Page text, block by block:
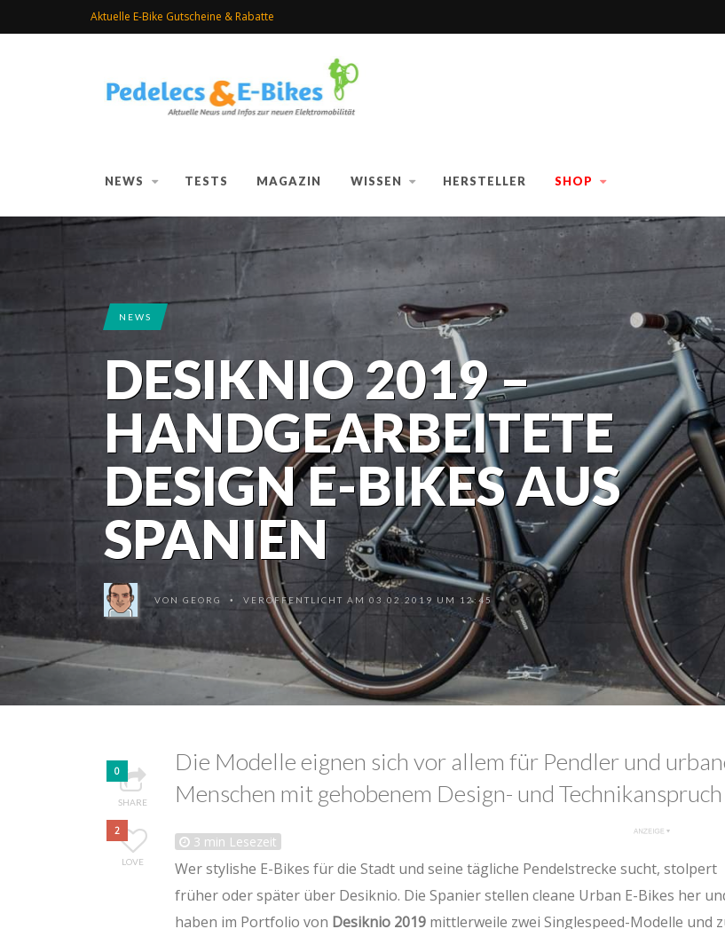
Aktuelle E-Bike Gutscheine & Rabatte
NEWS TESTS MAGAZIN WISSEN HERSTELLER SHOP
NEWS
DESIKNIO 2019 –
HANDGEARBEITETE
DESIGN E-BIKES AUS
SPANIEN
VON GEORG • VERÖFFENTLICHT AM 03.02.2019 UM 12:45
0
SHARE
2
LOVE
Die Modelle eignen sich vor allem für Pendler und
Menschen mit gehobenem Design- und Technikanspruch
3 min Lesezeit
Wer stylishe E-Bikes für die Stadt und seine tägliche Pendelstrecke sucht, stolpert
früher oder später über Desiknio. Die Spanier stellen cleane Urban E-Bikes her
haben im Portfolio von Desiknio 2019 mittlerweile zwei Singlespeed-Modelle und